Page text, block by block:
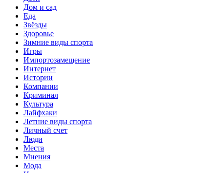
Дом и сад
Еда
Звёзды
Здоровье
Зимние виды спорта
Игры
Импортозамещение
Интернет
Истории
Компании
Криминал
Культура
Лайфхаки
Летние виды спорта
Личный счет
Люди
Места
Мнения
Мода